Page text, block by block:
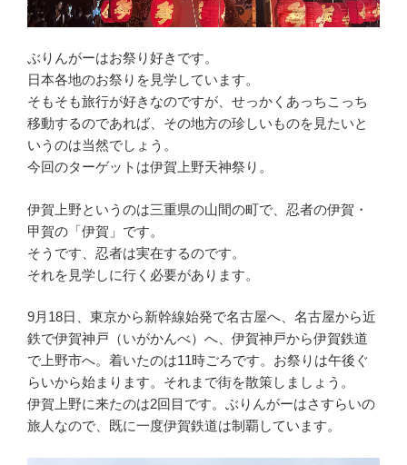
ぶりんがーはお祭り好きです。
日本各地のお祭りを見学しています。
そもそも旅行が好きなのですが、せっかくあっちこっち
移動するのであれば、その地方の珍しいものを見たいと
いうのは当然でしょう。
今回のターゲットは伊賀上野天神祭り。
伊賀上野というのは三重県の山間の町で、忍者の伊賀・
甲賀の「伊賀」です。
そうです、忍者は実在するのです。
それを見学しに行く必要があります。
9月18日、東京から新幹線始発で名古屋へ、名古屋から近
鉄で伊賀神戸（いがかんべ）へ、伊賀神戸から伊賀鉄道
で上野市へ。着いたのは11時ごろです。お祭りは午後ぐ
らいから始まります。それまで街を散策しましょう。
伊賀上野に来たのは2回目です。ぶりんがーはさすらいの
旅人なので、既に一度伊賀鉄道は制覇しています。